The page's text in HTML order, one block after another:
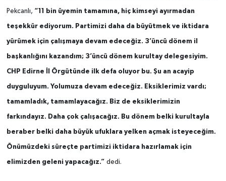
Pekcanlı, “11 bin üyemin tamamına, hiç kimseyi ayırmadan
teşekkür ediyorum. Partimizi daha da büyütmek ve iktidara
yürümek için çalışmaya devam edeceğiz. 3’üncü dönem il
başkanlığını kazandım; 3’üncü dönem kurultay delegesiyim.
CHP Edirne İl Örgütünde ilk defa oluyor bu. Şu an acayip
duyguluyum. Yolumuza devam edeceğiz. Eksiklerimiz vardı;
tamamladık, tamamlayacağız. Biz de eksiklerimizin
farkındayız. Daha çok çalışacağız. Bu dönem belki kurultayla
beraber belki daha büyük ufuklara yelken açmak isteyeceğim.
Önümüzdeki süreçte partimizi iktidara hazırlamak için
elimizden geleni yapacağız.” dedi.